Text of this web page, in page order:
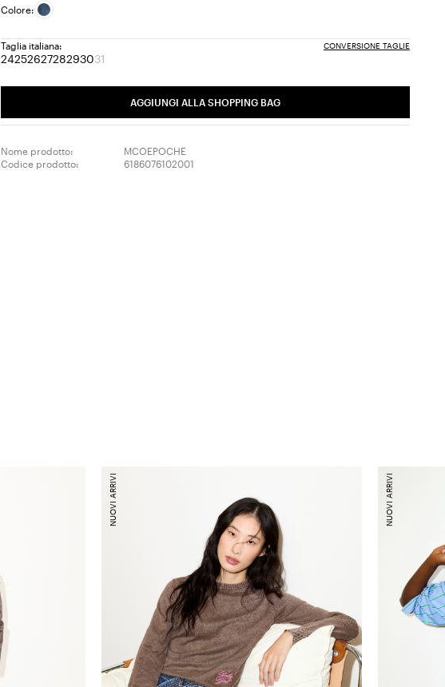
Colore:
Taglia italiana: CONVERSIONE TAGLIE
24Taglia:
25Taglia:
26Taglia:
27Taglia:
28Taglia:
29Taglia:
30Taglia:
31Taglia:
terminatoAGGIUNGI ALLA SHOPPING BAG
Nome prodotto:
MCOEPOCHE
Codice prodotto:
6186076102001
NUOVI ARRIVI NUOVI ARRIVI